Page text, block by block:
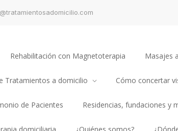
Rehabilitación con Magnetoterapia Masajes
Tratamientos a domicilio Cómo concertar
de Pacientes Residencias, fundaciones y